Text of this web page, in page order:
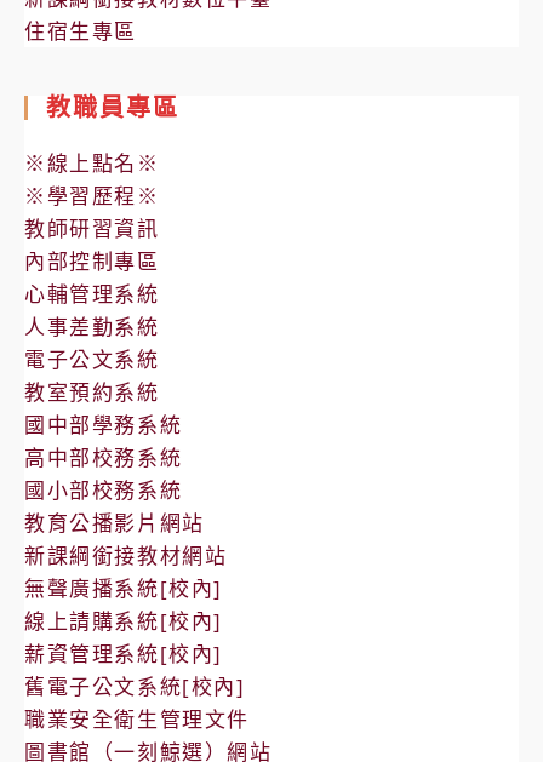
住宿生專區
教職員專區
※線上點名※
※學習歷程※
教師研習資訊
內部控制專區
心輔管理系統
人事差勤系統
電子公文系統
教室預約系統
國中部學務系統
高中部校務系統
國小部校務系統
教育公播影片網站
新課綱銜接教材網站
無聲廣播系統[校內]
線上請購系統[校內]
薪資管理系統[校內]
舊電子公文系統[校內]
職業安全衛生管理文件
圖書館（一刻鯨選）網站